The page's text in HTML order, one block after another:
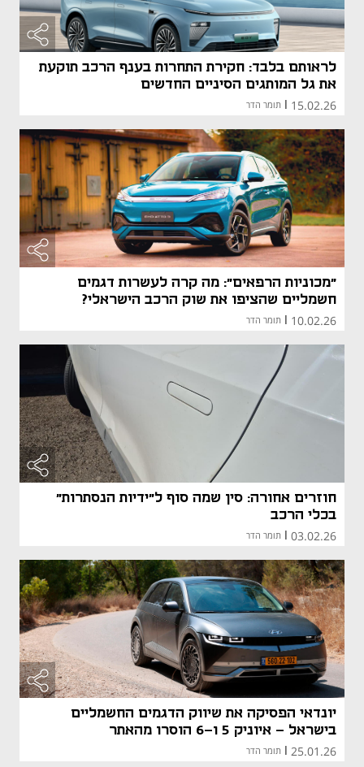
לראותם בלבד: חקירת התחרות בענף הרכב תוקעת
את גל המותגים הסיניים החדשים
15.02.26 תומר הדר
"מכוניות הרפאים": מה קרה לעשרות דגמים
חשמליים שהציפו את שוק הרכב הישראלי?
10.02.26 תומר הדר
חוזרים אחורה: סין שמה סוף ל"ידיות הנסתרות"
בכלי הרכב
03.02.26 תומר הדר
יונדאי הפסיקה את שיווק הדגמים החשמליים
בישראל - איוניק 5 ו-6 הוסרו מהאתר
25.01.26 תומר הדר